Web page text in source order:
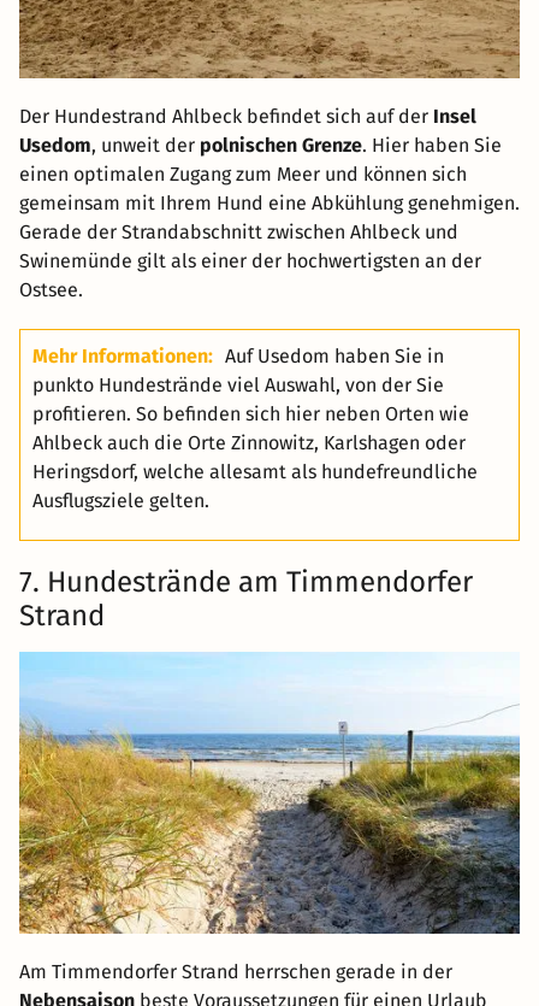
Der Hundestrand Ahlbeck befindet sich auf der Insel
Usedom, unweit der polnischen Grenze. Hier haben Sie
einen optimalen Zugang zum Meer und können sich
gemeinsam mit Ihrem Hund eine Abkühlung genehmigen.
Gerade der Strandabschnitt zwischen Ahlbeck und
Swinemünde gilt als einer der hochwertigsten an der
Ostsee.
Mehr Informationen: Auf Usedom haben Sie in
punkto Hundestrände viel Auswahl, von der Sie
profitieren. So befinden sich hier neben Orten wie
Ahlbeck auch die Orte Zinnowitz, Karlshagen oder
Heringsdorf, welche allesamt als hundefreundliche
Ausflugsziele gelten.
7. Hundestrände am Timmendorfer
Strand
Am Timmendorfer Strand herrschen gerade in der
Nebensaison beste Voraussetzungen für einen Urlaub